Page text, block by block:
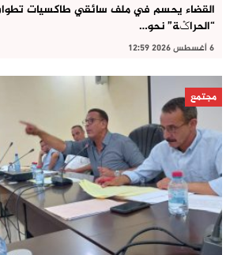
القضاء يحسم في ملف سائقي طاكسيات
“الحراݣة” نحو…
6 أغسطس 2026 12:59
مجتمع